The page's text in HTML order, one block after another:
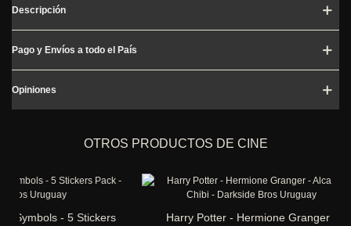
Descripción
Pago y Envíos a todo el País
Opiniones
OTROS PRODUCTOS DE CINE
Harry Potter - Hermione Granger -
Back to